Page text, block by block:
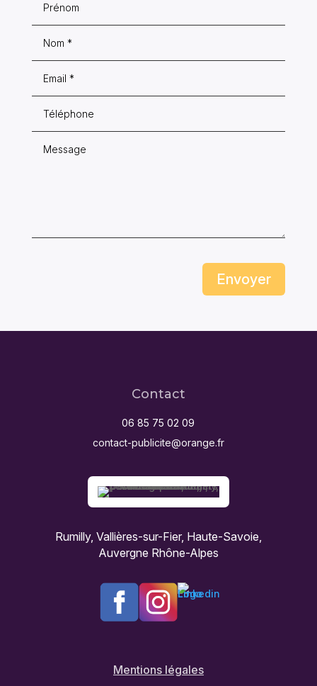
Envoyer
Contact
06 85 75 02 09
contact-publicite@orange.fr
Rumilly, Vallières-sur-Fier, Haute-Savoie,
Auvergne Rhône-Alpes
Mentions légales